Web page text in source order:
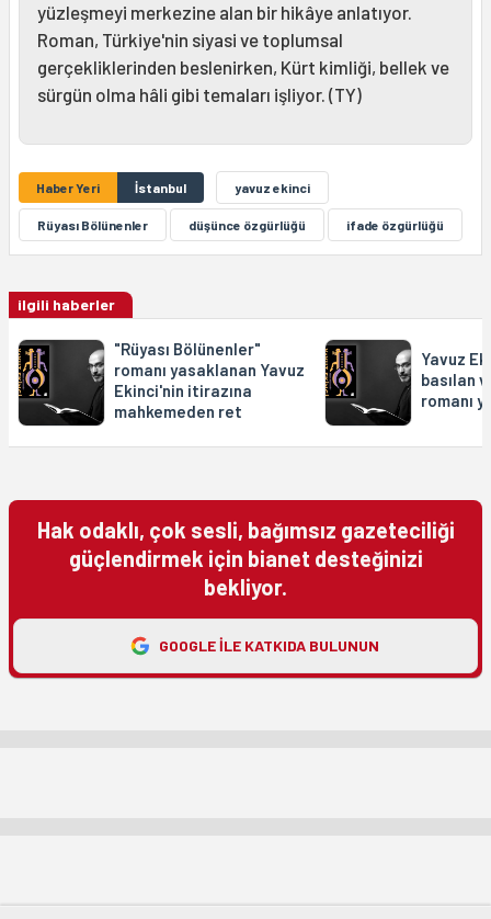
yüzleşmeyi merkezine alan bir hikâye anlatıyor.
Roman, Türkiye'nin siyasi ve toplumsal
gerçekliklerinden beslenirken, Kürt kimliği, bellek ve
sürgün olma hâli gibi temaları işliyor. (TY)
Haber Yeri İstanbul yavuz ekinci
Rüyası Bölünenler düşünce özgürlüğü ifade özgürlüğü
ilgili haberler
"Rüyası Bölünenler"
romanı yasaklanan Yavuz
Ekinci'nin itirazına
mahkemeden ret
Yavuz
basılan
romanı
Hak odaklı, çok sesli, bağımsız gazeteciliği
güçlendirmek için bianet desteğinizi
bekliyor.
GOOGLE ILE KATKIDA BULUNUN